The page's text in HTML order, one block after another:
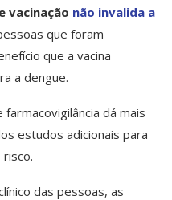
vacinação não invalida a
que foram
que a vacina
a dengue.
dá mais
estudos adicionais para
das pessoas, as